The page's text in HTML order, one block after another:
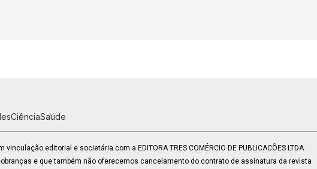
CiênciaSaúde
editorial e societária com a EDITORA TRES COMÉRCIO DE PUBLICACÕES LTDA
e que também não oferecemos cancelamento do contrato de assinatura da revista